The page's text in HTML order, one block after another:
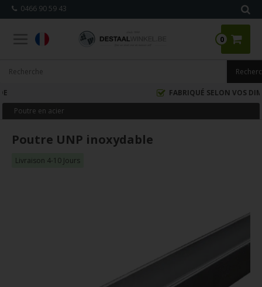
0466 90 59 43
0
FABRIQUÉ SELON VOS DIMENSIONS
Poutre en acier
Poutre UNP inoxydable
Livraison 4-10 Jours